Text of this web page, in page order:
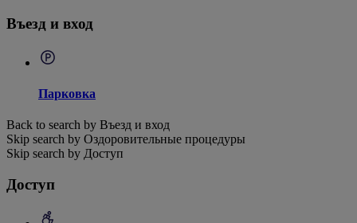
Въезд и вход
Парковка
Back to search by Въезд и вход
Skip search by Оздоровительные процедуры
Skip search by Доступ
Доступ